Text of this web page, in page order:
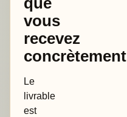
vous
recevez
concrètement
Le
livrable
est